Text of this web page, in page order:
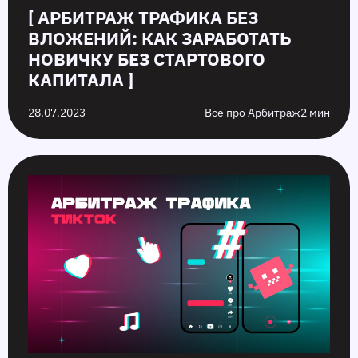
[ АРБИТРАЖ ТРАФИКА БЕЗ
ВЛОЖЕНИЙ: КАК ЗАРАБОТАТЬ
НОВИЧКУ БЕЗ СТАРТОВОГО
КАПИТАЛА ]
28.07.2023 Все про Арбитраж2 мин